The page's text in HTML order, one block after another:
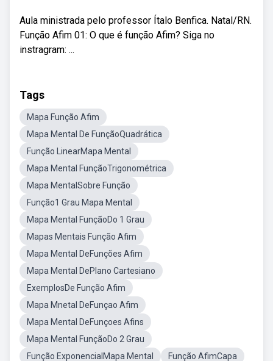
Aula ministrada pelo professor Ítalo Benfica. Natal/RN.
Função Afim 01: O que é função Afim? Siga no
instragram: ...
Tags
Mapa Função Afim
Mapa Mental De FunçãoQuadrática
Função LinearMapa Mental
Mapa Mental FunçãoTrigonométrica
Mapa MentalSobre Função
Função1 Grau Mapa Mental
Mapa Mental FunçãoDo 1 Grau
Mapas Mentais Função Afim
Mapa Mental DeFunções Afim
Mapa Mental DePlano Cartesiano
ExemplosDe Função Afim
Mapa Mnetal DeFunçao Afim
Mapa Mental DeFunçoes Afins
Mapa Mental FunçãoDo 2 Grau
Função ExponencialMapa Mental
Função AfimCapa